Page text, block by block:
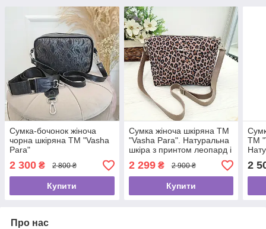
Сумка-бочонок жіноча
чорна шкіряна ТМ "Vasha
Para"
2 300 ₴ 2 800 ₴
Купити
Сумка жіноча шкіряна ТМ
"Vasha Para". Натуральна
шкіра з принтом леопард і
2 299₴ 2 900 ₴
Купити
ТМ
2
Про нас